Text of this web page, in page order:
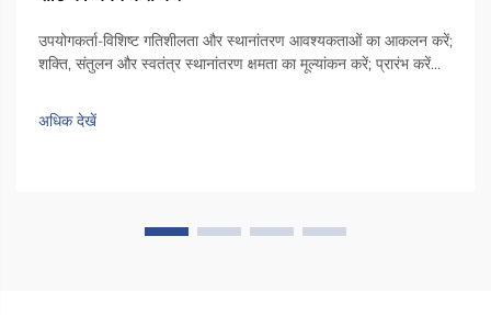
उपयोगकर्ता-विशिष्ट गतिशीलता और स्थानांतरण आवश्यकताओं का आकलन करें;
शक्ति, संतुलन और स्वतंत्र स्थानांतरण क्षमता का मूल्यांकन करें; प्रारंभ करें
चारों ओर घूमता है तो उसके धड़ की स्थिरता की जाँच करने से। ये तथ्य...
अधिक देखें